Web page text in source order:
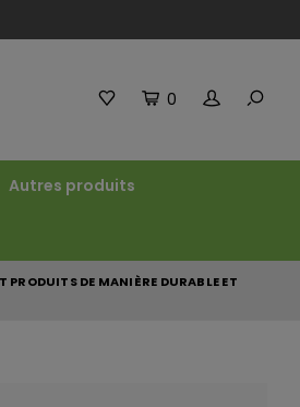
0
Autres produits
PRODUITS DE MANIÈRE DURABLE ET